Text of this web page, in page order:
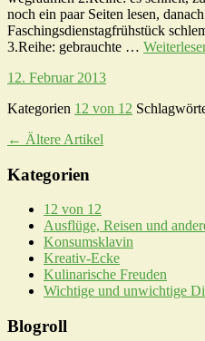
noch ein paar Seiten lesen,
Faschingsdienstagfrühstück
3.Reihe: gebrauchte …
12. Februar 2013
Kategorien 12 von 12
← Ältere Artikel
Kategorien
12 von 12
Ausflüge, Reisen und
Konsumsklavin
Kreativ-Ecke
Kulinarische Freuden
Wichtige und unwichtige
Blogroll